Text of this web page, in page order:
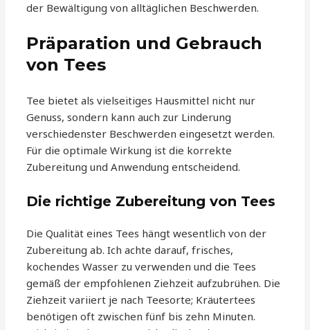
der Bewältigung von alltäglichen Beschwerden.
Präparation und Gebrauch
von Tees
Tee bietet als vielseitiges Hausmittel nicht nur
Genuss, sondern kann auch zur Linderung
verschiedenster Beschwerden eingesetzt werden.
Für die optimale Wirkung ist die korrekte
Zubereitung und Anwendung entscheidend.
Die richtige Zubereitung von Tees
Die Qualität eines Tees hängt wesentlich von der
Zubereitung ab. Ich achte darauf, frisches,
kochendes Wasser zu verwenden und die Tees
gemäß der empfohlenen Ziehzeit aufzubrühen. Die
Ziehzeit variiert je nach Teesorte; Kräutertees
benötigen oft zwischen fünf bis zehn Minuten.